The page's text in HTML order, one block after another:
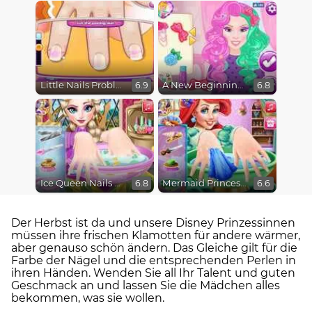
Little Nails Problems 6.9 A New Beginning, From Sad to Fab 6.8
Ice Queen Nails Spa 6.8 Mermaid Princess Nails Spa 6.6
Der Herbst ist da und unsere Disney Prinzessinnen
müssen ihre frischen Klamotten für andere wärmer,
aber genauso schön ändern. Das Gleiche gilt für die
Farbe der Nägel und die entsprechenden Perlen in
ihren Händen. Wenden Sie all Ihr Talent und guten
Geschmack an und lassen Sie die Mädchen alles
bekommen, was sie wollen.